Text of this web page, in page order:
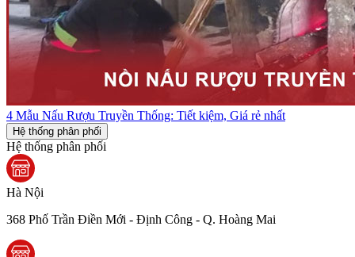
4 Mẫu Nấu Rượu Truyền Thống: Tiết kiệm, Giá rẻ nhất
Hệ thống phân phối
Hệ thống phân phối
Hà Nội
368 Phố Trần Điền Mới - Định Công - Q. Hoàng Mai